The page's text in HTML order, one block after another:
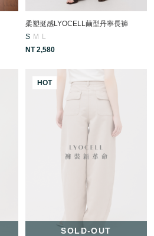
柔塑挺感LYOCELL繭型丹寧長褲
S M
L
NT 2,580
SOLD-OUT
HOT